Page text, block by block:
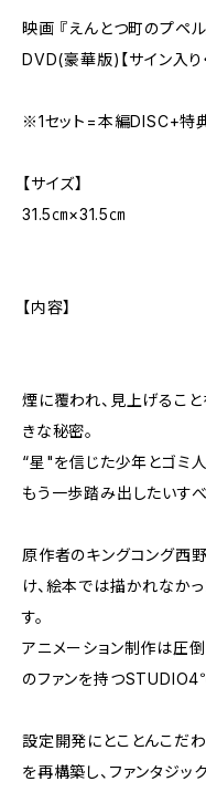
映画 『えんとつ町のプペル
DVD(豪華版)【サイン入り
※1セット=本編DISC+特
【サイズ】
31.5㎝×31.5㎝
【内容】
煙に覆われ、見上げるこ
きな秘密。
“星"を信じた少年とゴミ
もう一歩踏み出したいす
原作者のキングコング西
け、絵本では描かれなか
す。
アニメーション制作は圧
のファンを持つ
設定開発にとことんこだ
を再構築し、ファンタジ